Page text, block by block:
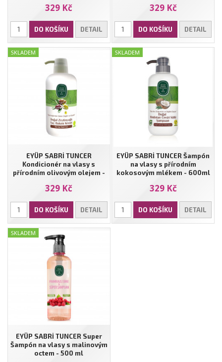
329 Kč
DO KOŠÍKU DETAIL
329 Kč
DO KOŠÍKU DETAIL
EYÜP SABRİ TUNCER
Kondicionér na vlasy s
přírodním olivovým olejem -
329 Kč
DO KOŠÍKU DETAIL
SKLADEM
EYÜP SABRİ TUNCER Šampón
na vlasy s přírodním
kokosovým mlékem - 600ml
329 Kč
DO KOŠÍKU DETAIL
SKLADEM
EYÜP SABRİ TUNCER Super
Šampón na vlasy s malinovým
octem - 500 ml
SKLADEM